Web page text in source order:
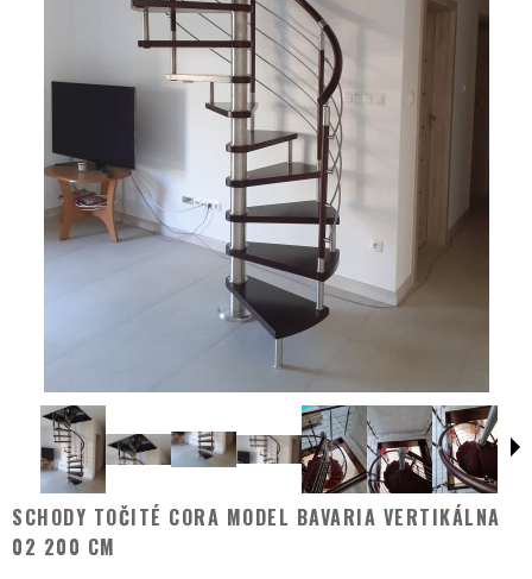
SCHODY TOČITÉ CORA MODEL BAVARIA VERTIKÁLNA
02 200 CM